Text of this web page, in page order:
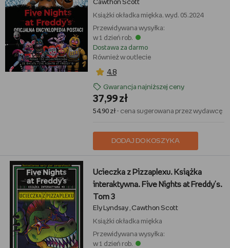
Cawthon Scott
Książki okładka miękka, wyd. 05.2024
Przewidywana wysyłka:
w 1 dzień rob.
Dostawa za darmo
Również w outlecie
4,8
Gwarancja najniższej ceny
37,99 zł
54,90 zł- cena sugerowana przez wydawcę
DODAJ DO KOSZYKA
Ucieczka z Pizzaplexu. Książka
interaktywna. Five Nights at Freddy's.
Tom 3
Ely Lyndsay Cawthon Scott
Książki okładka miękka
Przewidywana wysyłka:
w 1 dzień rob.